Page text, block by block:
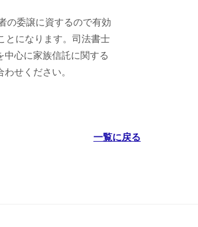
の委譲に資するので有効
になります。 司法書士
中心に家族信託に関する
せください。
一覧に戻る